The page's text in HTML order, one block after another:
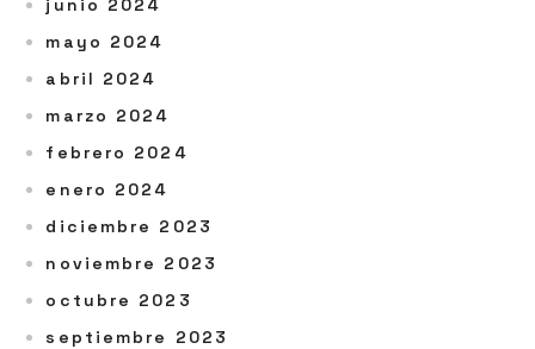
junio 2024
mayo 2024
abril 2024
marzo 2024
febrero 2024
enero 2024
diciembre 2023
noviembre 2023
octubre 2023
septiembre 2023